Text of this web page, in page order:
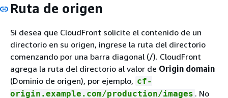
Ruta de origen
Si desea que CloudFront solicite el contenido de un
directorio en su origen, ingrese la ruta del directorio
comenzando por una barra diagonal (/). CloudFront
agrega la ruta del directorio al valor de Origin domain
(Dominio de origen), por ejemplo, cf-
origin.example.com/production/images . No